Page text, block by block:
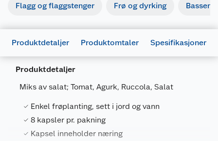
Flagg og flaggstenger Frø og dyrking Basseng
Produktdetaljer Produktomtaler Spesifikasjoner
Produktdetaljer
Miks av salat; Tomat, Agurk, Ruccola, Salat
Enkel frøplanting, sett i jord og vann
8 kapsler pr. pakning
Kapsel inneholder næring